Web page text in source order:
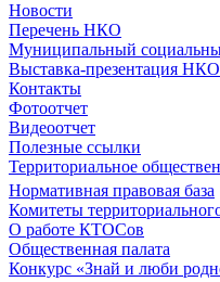
Новости
Перечень НКО
Муниципальный
Выставка-презентация НКО
Контакты
Фотоотчет
Видеоотчет
Полезные ссылки
Территориальное
Нормативная правовая база
Комитеты
О работе КТОСов
Общественная палата
Конкурс «Знай и люби